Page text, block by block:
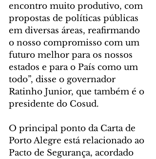
encontro muito produtivo, com
propostas de políticas públicas
em diversas áreas, reafirmando
o nosso compromisso com um
futuro melhor para os nossos
estados e para o País como um
todo”, disse o governador
Ratinho Junior, que também é o
presidente do Cosud.
O principal ponto da Carta de
Porto Alegre está relacionado ao
Pacto de Segurança, acordado